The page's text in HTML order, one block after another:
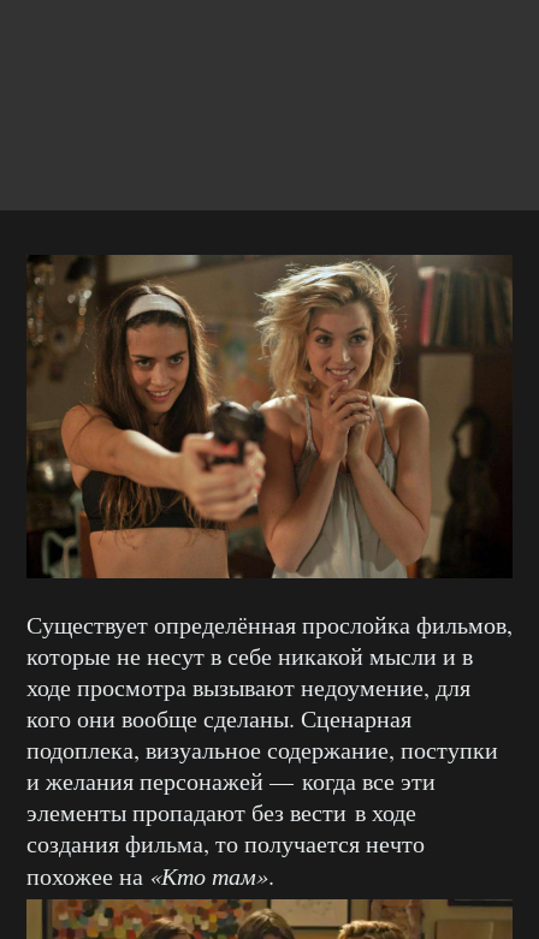
Существует определённая прослойка фильмов,
которые не несут в себе никакой мысли и в
ходе просмотра вызывают недоумение, для
кого они вообще сделаны. Сценарная
подоплека, визуальное содержание, поступки
и желания персонажей — когда все эти
элементы пропадают без вести в ходе
создания фильма, то получается нечто
похожее на «Кто там».